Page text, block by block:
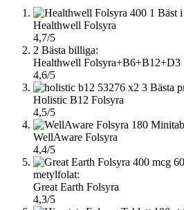
1 Bäst i
Healthwell Folsyra
4,7/5
2 Bästa billiga:
Healthwell Folsyra+B6+B12+D3
4,6/5
3 Bästa
Holistic B12 Folsyra
4,5/5
WellAware Folsyra
4,4/5
metylfolat:
Great Earth Folsyra
4,3/5